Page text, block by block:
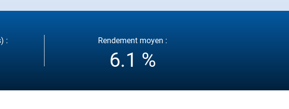
: Rendement moyen :
6.1 %